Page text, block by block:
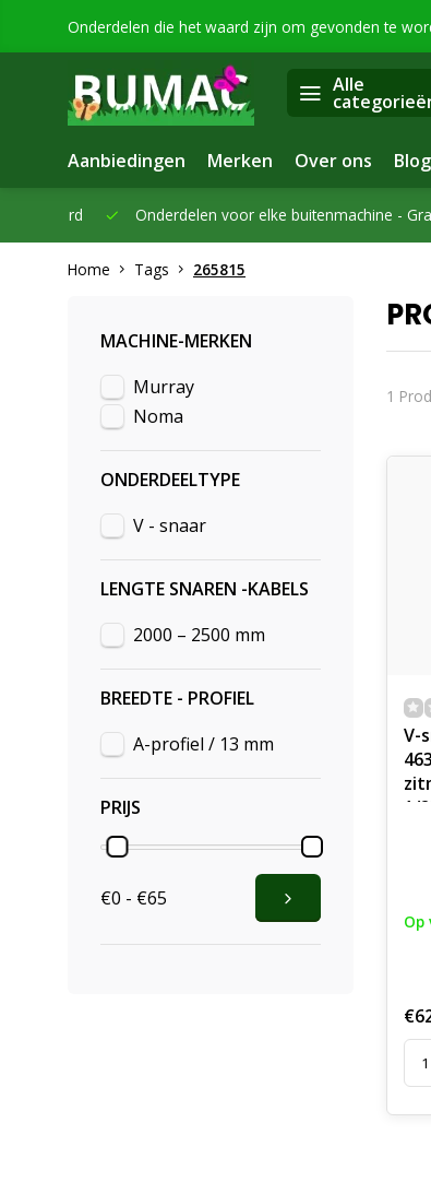
Onderdelen die het waard zijn om gevonden te
Alle
Aanbiedingen Merken Over ons Blog
Onderdelen voor elke buitenmachine -
Home Tags 265815
MACHINE-MERKEN
Murray
Noma
ONDERDEELTYPE
V - snaar
LENGTE SNAREN -KABELS
2000 – 2500 mm
BREEDTE - PROFIEL
A-profiel / 13 mm
PRIJS
€0 - €65
1
V-
1/
Op